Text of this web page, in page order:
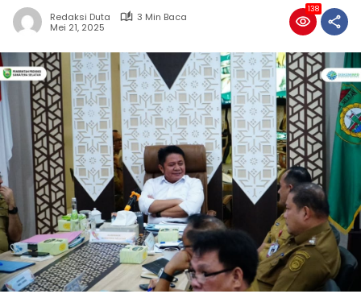
Redaksi Duta
3 Min Baca
Mei 21, 2025
138